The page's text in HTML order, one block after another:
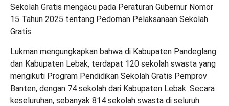
Sekolah Gratis mengacu pada Peraturan Gubernur Nomor
15 Tahun 2025 tentang Pedoman Pelaksanaan Sekolah
Gratis.
Lukman mengungkapkan bahwa di Kabupaten Pandeglang
dan Kabupaten Lebak, terdapat 120 sekolah swasta yang
mengikuti Program Pendidikan Sekolah Gratis Pemprov
Banten, dengan 74 sekolah dari Kabupaten Lebak. Secara
keseluruhan, sebanyak 814 sekolah swasta di seluruh